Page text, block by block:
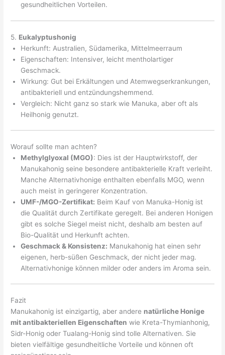
gesundheitlichen Vorteilen.
5. Eukalyptushonig
Herkunft: Australien, Südamerika, Mittelmeerraum
Eigenschaften: Intensiver, leicht mentholartiger
Geschmack.
Wirkung: Gut bei Erkältungen und Atemwegserkrankungen,
antibakteriell und entzündungshemmend.
Vergleich: Nicht ganz so stark wie Manuka, aber oft als
Heilhonig genutzt.
Worauf sollte man achten?
Methylglyoxal (MGO): Dies ist der Hauptwirkstoff, der
Manukahonig seine besondere antibakterielle Kraft verleiht.
Manche Alternativhonige enthalten ebenfalls MGO, wenn
auch meist in geringerer Konzentration.
UMF-/MGO-Zertifikat: Beim Kauf von Manuka-Honig ist
die Qualität durch Zertifikate geregelt. Bei anderen Honigen
gibt es solche Siegel meist nicht, deshalb am besten auf
Bio-Qualität und Herkunft achten.
Geschmack & Konsistenz: Manukahonig hat einen sehr
eigenen, herb-süßen Geschmack, der nicht jeder mag.
Alternativhonige können milder oder anders im Aroma sein.
Fazit
Manukahonig ist einzigartig, aber andere natürliche Honige
mit antibakteriellen Eigenschaften wie Kreta-Thymianhonig,
Sidr-Honig oder Tualang-Honig sind tolle Alternativen. Sie
bieten vielfältige gesundheitliche Vorteile und können oft